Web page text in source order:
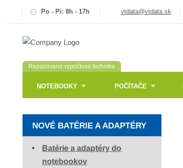
Po - Pi: 8h - 17h vtdata@vtdata.sk
Repasovaná výpočtová technika
NOTEBOOKY POČÍTAČE
NOVÉ BATÉRIE A ADAPTÉRY
Batérie a adaptéry do
notebookov